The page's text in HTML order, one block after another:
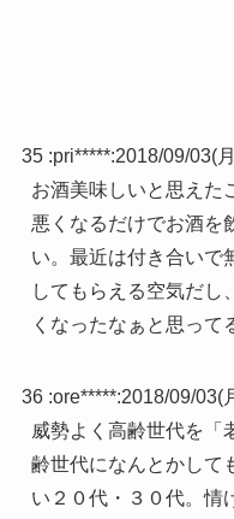
35 :pri*****:2018/09/03(
お酒美味しいと思えた
悪くなるだけでお酒を
い。最近は付き合いで
してもらえる空気だし
くなったなぁと思って
36 :ore*****:2018/09/03(
威勢よく高齢世代を「
齢世代になんとかして
い２０代・３０代。情